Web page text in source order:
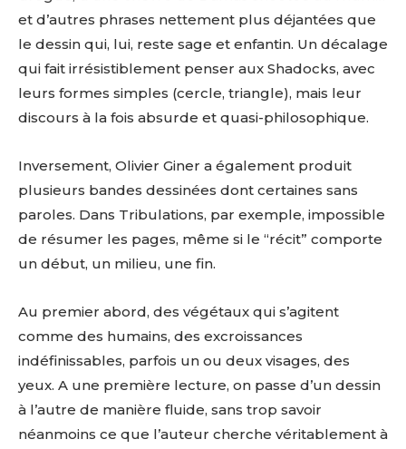
et d’autres phrases nettement plus déjantées que
le dessin qui, lui, reste sage et enfantin. Un décalage
qui fait irrésistiblement penser aux Shadocks, avec
leurs formes simples (cercle, triangle), mais leur
discours à la fois absurde et quasi-philosophique.
Inversement, Olivier Giner a également produit
plusieurs bandes dessinées dont certaines sans
paroles. Dans Tribulations, par exemple, impossible
de résumer les pages, même si le “récit” comporte
un début, un milieu, une fin.
Au premier abord, des végétaux qui s’agitent
comme des humains, des excroissances
indéfinissables, parfois un ou deux visages, des
yeux. A une première lecture, on passe d’un dessin
à l’autre de manière fluide, sans trop savoir
néanmoins ce que l’auteur cherche véritablement à